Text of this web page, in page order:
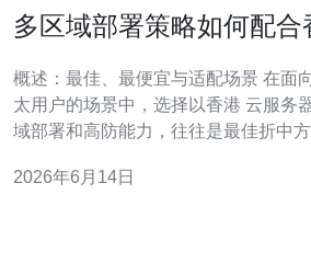
多区域部署策略如何配合
概述：最佳、最便宜与适配场景 在面
太用户的场景中，选择以香港 云服务
域部署和高防能力，往往是最佳折中
的做法是利用香港小规格实例配合
2026年6月14日